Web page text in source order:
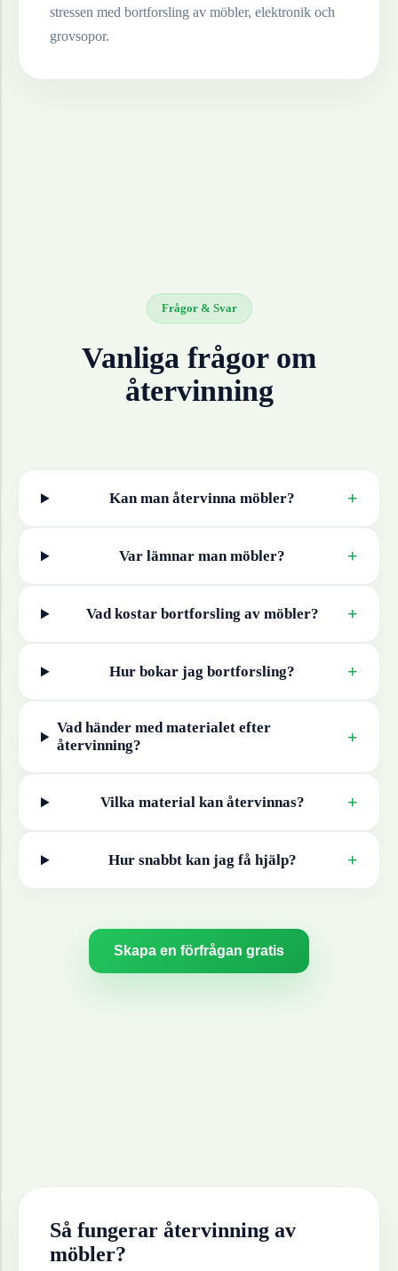
stressen med bortforsling av möbler, elektronik och
grovsopor.
Frågor & Svar
Vanliga frågor om
återvinning
Kan man återvinna möbler? +
Var lämnar man möbler? +
Vad kostar bortforsling av möbler? +
Hur bokar jag bortforsling? +
Vad händer med materialet efter
återvinning?
+
Vilka material kan återvinnas? +
Hur snabbt kan jag få hjälp? +
Skapa en förfrågan gratis
Så fungerar återvinning av
möbler?